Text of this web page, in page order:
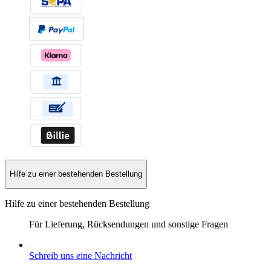
Hilfe zu einer bestehenden Bestellung
Hilfe zu einer bestehenden Bestellung
Für Lieferung, Rücksendungen und sonstige Fragen
Schreib uns eine Nachricht